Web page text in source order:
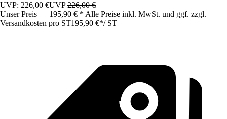
UVP: 226,00 €UVP226,00 €
Unser Preis — 195,90 € * Alle Preise inkl. MwSt. und ggf. zzgl.
Versandkosten pro ST195,90 €*/ ST